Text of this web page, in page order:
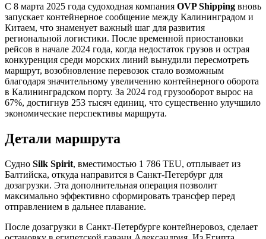
С 8 марта 2025 года судоходная компания OVP Shipping вновь
запускает контейнерное сообщение между Калининградом и
Китаем, что знаменует важный шаг для развития
региональной логистики. После временной приостановки
рейсов в начале 2024 года, когда недостаток грузов и острая
конкуренция среди морских линий вынудили пересмотреть
маршрут, возобновление перевозок стало возможным
благодаря значительному увеличению контейнерного оборота
в Калининградском порту. За 2024 год грузооборот вырос на
67%, достигнув 253 тысяч единиц, что существенно улучшило
экономические перспективы маршрута.
Детали маршрута
Судно Silk Spirit, вместимостью 1 786 TEU, отплывает из
Балтийска, откуда направится в Санкт-Петербург для
дозагрузки. Эта дополнительная операция позволит
максимально эффективно сформировать трансфер перед
отправлением в дальнее плавание.
После дозагрузки в Санкт-Петербурге контейнеровоз, сделает